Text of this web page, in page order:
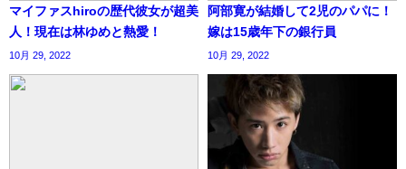
マイファスhiroの歴代彼女が超美
人！現在は林ゆめと熱愛！
10月 29, 2022
阿部寛が結婚して2児のパパに！
嫁は15歳年下の銀行員
10月 29, 2022